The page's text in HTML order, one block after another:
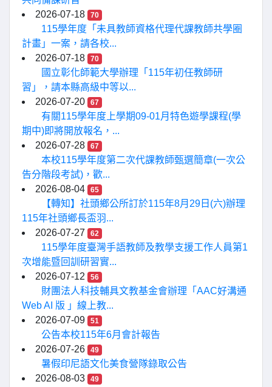
2026-07-18
70
115學年度「未具教師資格代理代課教師共學圈
計畫」一案，請各校...
2026-07-18
70
國立彰化師範大學辦理「115年初任教師研
習」，請本縣高級中等以...
2026-07-20
67
有關115學年度上學期09-01月特色遊學課程(學
期中)即將開放報名，...
2026-07-28
67
本校115學年度第二次代課教師甄選簡章(一次公
告分階段考試)，歡...
2026-08-04
65
【轉知】社頭鄉公所訂於115年8月29日(六)辦理
115年社頭鄉長盃羽...
2026-07-27
62
115學年度臺灣手語教師及教學支援工作人員第1
次增能暨回訓研習實...
2026-07-12
56
財團法人科技輔具文教基金會辦理「AAC好溝通
Web AI 版 」線上教...
2026-07-09
51
公告本校115年6月會計報告
2026-07-26
49
暑假印尼語文化美食營隊錄取公告
2026-08-03
49